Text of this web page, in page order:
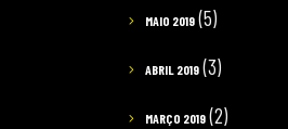
MAIO 2019 (5)
ABRIL 2019 (3)
MARÇO 2019 (2)